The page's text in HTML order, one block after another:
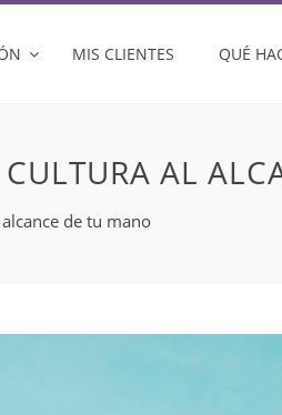
MIS CLIENTES QUÉ
AL
de tu mano